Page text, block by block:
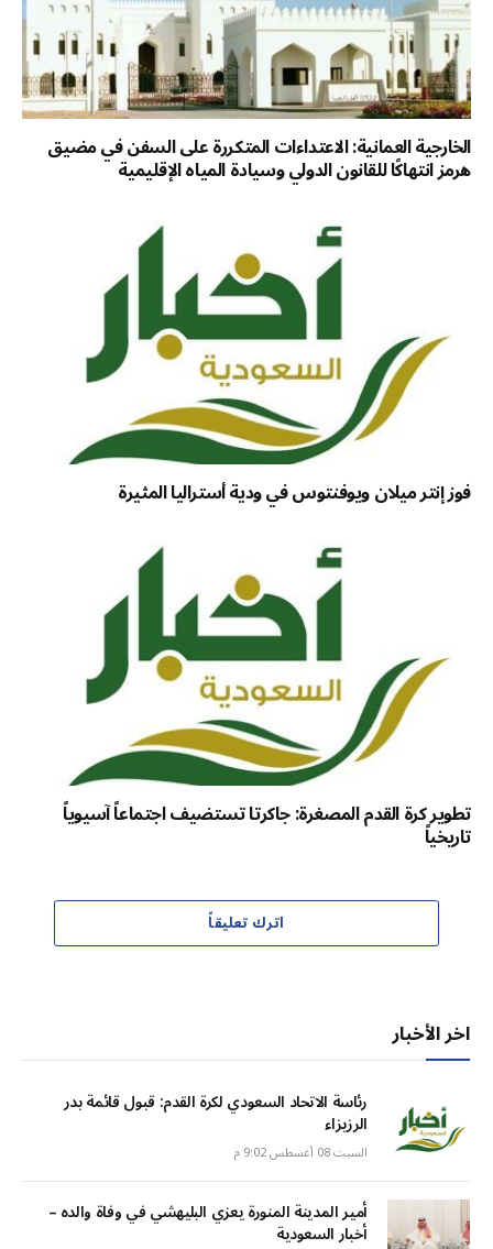
الخارجية العمانية: الاعتداءات المتكررة على السفن في مضيق
هرمز انتهاكًا للقانون الدولي وسيادة المياه الإقليمية
فوز إنتر ميلان ويوفنتوس في ودية أستراليا المثيرة
تطوير كرة القدم المصغرة: جاكرتا تستضيف اجتماعاً آسيوياً
تاريخياً
اترك تعليقاً
اخر الأخبار
رئاسة الاتحاد السعودي لكرة القدم: قبول قائمة بدر
الرزيزاء
السبت 08 أغسطس 9:02 م
أمير المدينة المنورة يعزي البليهشي في وفاة والده –
أخبار السعودية